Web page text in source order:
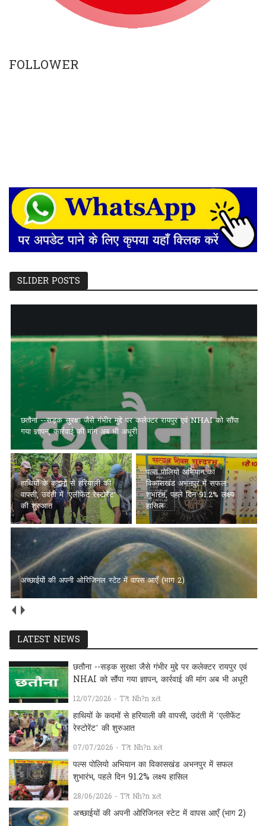
FOLLOWER
SLIDER POSTS
हाथियों के कदमों से हरियाली की वापसी, उदंती में ‘एलीफेंट रेस्टोरेंट’ की शुरुआत
पल्स पोलियो अभियान का
विकासखंड अभनपुर में सफल
शुभारंभ, पहले दिन 91.2% लक्ष्य
हासिल
अच्छाईयों की अपनी ओरिजिनल
स्टेट में वापस आएँ (भाग 2)
छत्तीसगढ़ में हीरा खनन की तैयारी तेज: एनसीएल बोर्ड का बड़ा फैसला, बलौदा-
बेलमुंडी डायमंड ब्लॉक में बड़े व्यास की ड्रिलिंग को मंजूरी
LATEST NEWS
छतौना --सड़क सुरक्षा जैसे गंभीर मुद्दे पर कलेक्टर रायपुर एवं
NHAI को सौंपा गया ज्ञापन, कार्रवाई की मांग अब भी अधूरी
12/07/2026 - T?t Nh?n xét
हाथियों के कदमों से हरियाली की वापसी, उदंती में ‘एलीफेंट
रेस्टोरेंट’ की शुरुआत
07/07/2026 - T?t Nh?n xét
पल्स पोलियो अभियान का विकासखंड अभनपुर में सफल
शुभारंभ, पहले दिन 91.2% लक्ष्य हासिल
28/06/2026 - T?t Nh?n xét
अच्छाईयों की अपनी ओरिजिनल स्टेट में वापस आएँ (भाग 2)